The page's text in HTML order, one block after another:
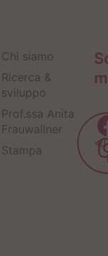
Chi siamo
Ricerca &
sviluppo
Prof.ssa Anita
Frauwallner
Stampa